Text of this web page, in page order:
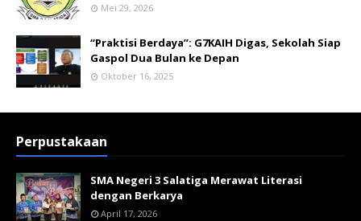
Mei 29, 2026
“Praktisi Berdaya”: G7KAIH Digas, Sekolah Siap
Gaspol Dua Bulan ke Depan
Oktober 16, 2025
Perpustakaan
SMA Negeri 3 Salatiga Merawat Literasi
dengan Berkarya
April 17, 2026